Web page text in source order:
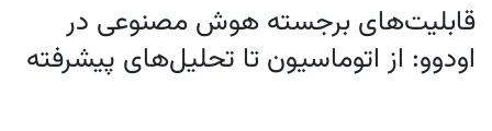
قابلیت‌های برجسته هوش مصنوعی در
اودوو: از اتوماسیون تا تحلیل‌های پیشرفته